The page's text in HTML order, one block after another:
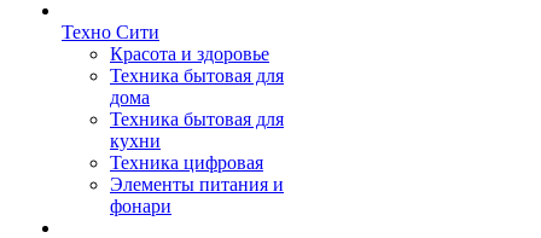
Техно Сити
Красота и здоровье
Техника бытовая для
дома
Техника бытовая для
кухни
Техника цифровая
Элементы питания и
фонари